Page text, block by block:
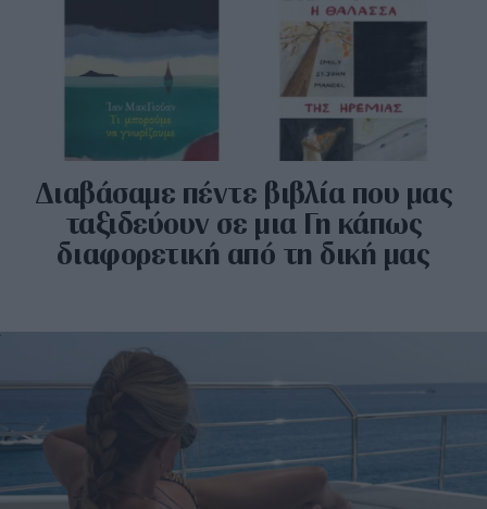
Διαβάσαμε πέντε βιβλία που μας
ταξιδεύουν σε μια Γη κάπως
διαφορετική από τη δική μας